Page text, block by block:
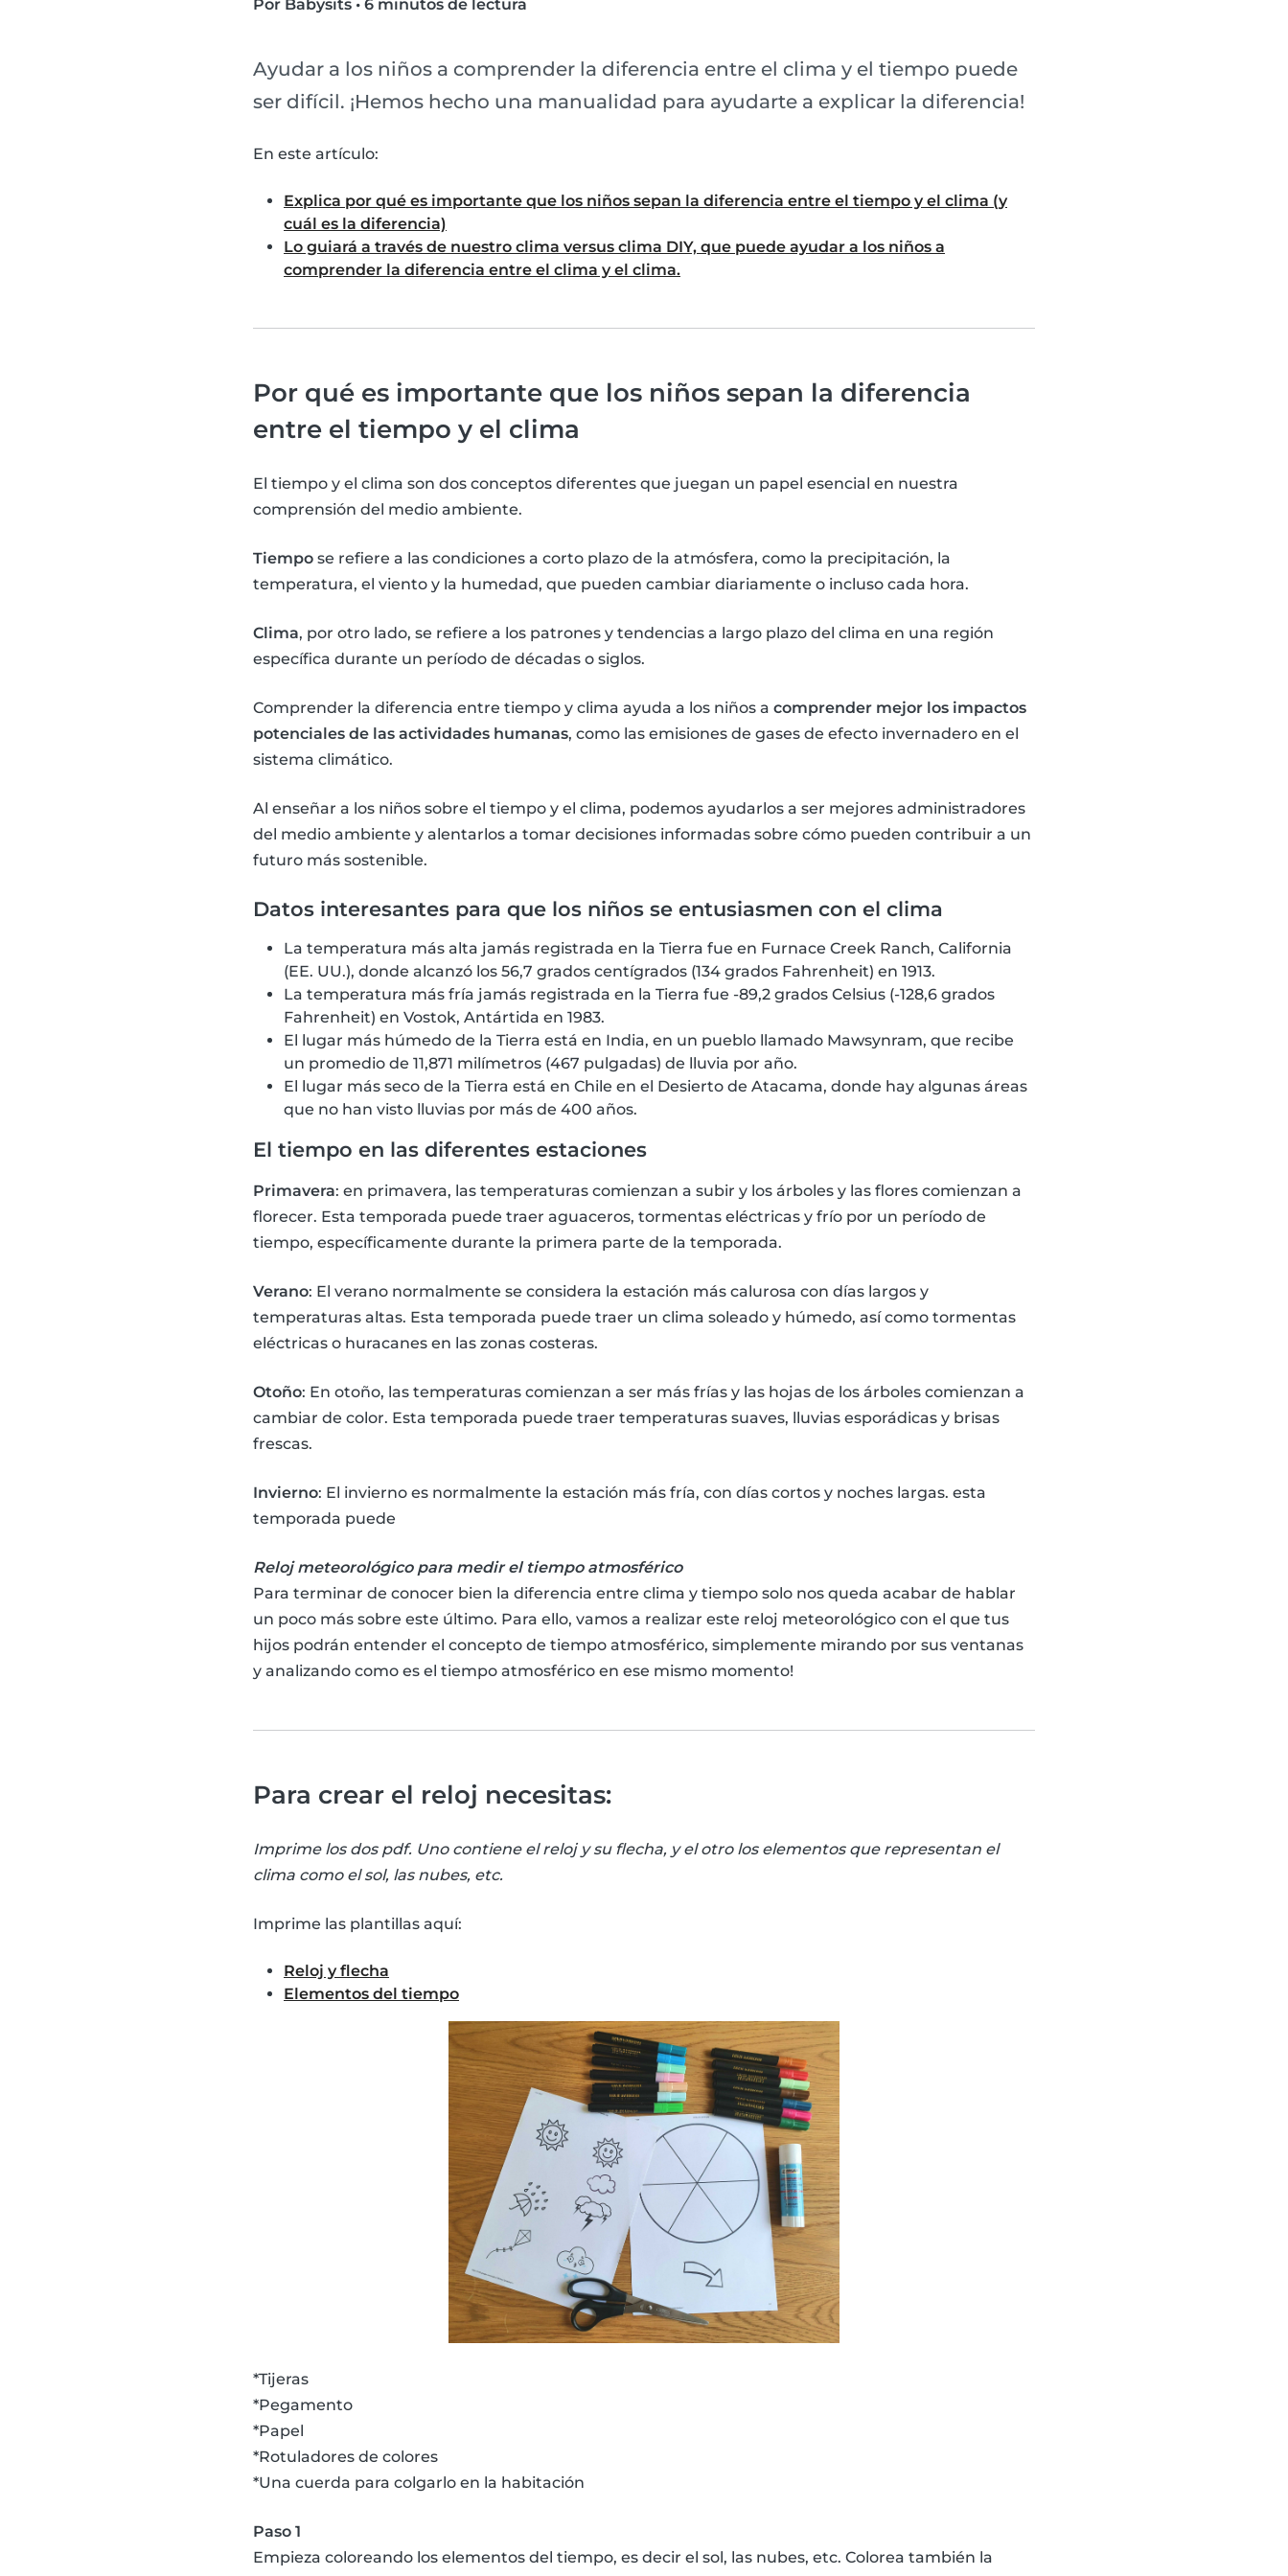
Por Babysits • 6 minutos de lectura
Ayudar a los niños a comprender la diferencia entre el clima y el tiempo puede
ser difícil. ¡Hemos hecho una manualidad para ayudarte a explicar la diferencia!
En este artículo:
Explica por qué es importante que los niños sepan la diferencia entre el tiempo y el clima (y
cuál es la diferencia)
Lo guiará a través de nuestro clima versus clima DIY, que puede ayudar a los niños a
comprender la diferencia entre el clima y el clima.
Por qué es importante que los niños sepan la diferencia
entre el tiempo y el clima
El tiempo y el clima son dos conceptos diferentes que juegan un papel esencial en nuestra
comprensión del medio ambiente.
Tiempo se refiere a las condiciones a corto plazo de la atmósfera, como la precipitación, la
temperatura, el viento y la humedad, que pueden cambiar diariamente o incluso cada hora.
Clima, por otro lado, se refiere a los patrones y tendencias a largo plazo del clima en una región
específica durante un período de décadas o siglos.
Comprender la diferencia entre tiempo y clima ayuda a los niños a comprender mejor los impactos
potenciales de las actividades humanas, como las emisiones de gases de efecto invernadero en el
sistema climático.
Al enseñar a los niños sobre el tiempo y el clima, podemos ayudarlos a ser mejores administradores
del medio ambiente y alentarlos a tomar decisiones informadas sobre cómo pueden contribuir a un
futuro más sostenible.
Datos interesantes para que los niños se entusiasmen con el clima
La temperatura más alta jamás registrada en la Tierra fue en Furnace Creek Ranch, California
(EE. UU.), donde alcanzó los 56,7 grados centígrados (134 grados Fahrenheit) en 1913.
La temperatura más fría jamás registrada en la Tierra fue -89,2 grados Celsius (-128,6 grados
Fahrenheit) en Vostok, Antártida en 1983.
El lugar más húmedo de la Tierra está en India, en un pueblo llamado Mawsynram, que recibe
un promedio de 11,871 milímetros (467 pulgadas) de lluvia por año.
El lugar más seco de la Tierra está en Chile en el Desierto de Atacama, donde hay algunas áreas
que no han visto lluvias por más de 400 años.
El tiempo en las diferentes estaciones
Primavera: en primavera, las temperaturas comienzan a subir y los árboles y las flores comienzan a
florecer. Esta temporada puede traer aguaceros, tormentas eléctricas y frío por un período de
tiempo, específicamente durante la primera parte de la temporada.
Verano: El verano normalmente se considera la estación más calurosa con días largos y
temperaturas altas. Esta temporada puede traer un clima soleado y húmedo, así como tormentas
eléctricas o huracanes en las zonas costeras.
Otoño: En otoño, las temperaturas comienzan a ser más frías y las hojas de los árboles comienzan a
cambiar de color. Esta temporada puede traer temperaturas suaves, lluvias esporádicas y brisas
frescas.
Invierno: El invierno es normalmente la estación más fría, con días cortos y noches largas. esta
temporada puede
Reloj meteorológico para medir el tiempo atmosférico
Para terminar de conocer bien la diferencia entre clima y tiempo solo nos queda acabar de hablar
un poco más sobre este último. Para ello, vamos a realizar este reloj meteorológico con el que tus
hijos podrán entender el concepto de tiempo atmosférico, simplemente mirando por sus ventanas
y analizando como es el tiempo atmosférico en ese mismo momento!
Para crear el reloj necesitas:
Imprime los dos pdf. Uno contiene el reloj y su flecha, y el otro los elementos que representan el
clima como el sol, las nubes, etc.
Imprime las plantillas aquí:
Reloj y flecha
Elementos del tiempo
*Tijeras
*Pegamento
*Papel
*Rotuladores de colores
*Una cuerda para colgarlo en la habitación
Paso 1
Empieza coloreando los elementos del tiempo, es decir el sol, las nubes, etc. Colorea también la